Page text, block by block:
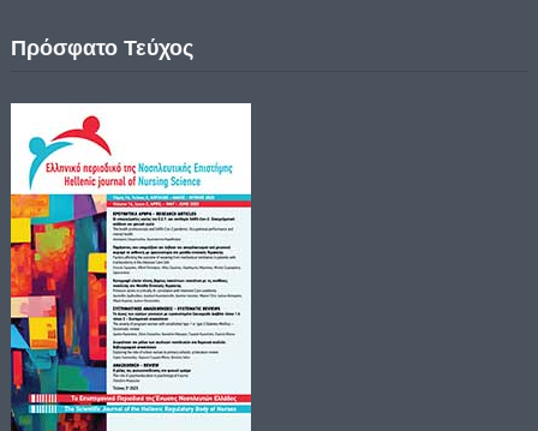
Πρόσφατο Τεύχος